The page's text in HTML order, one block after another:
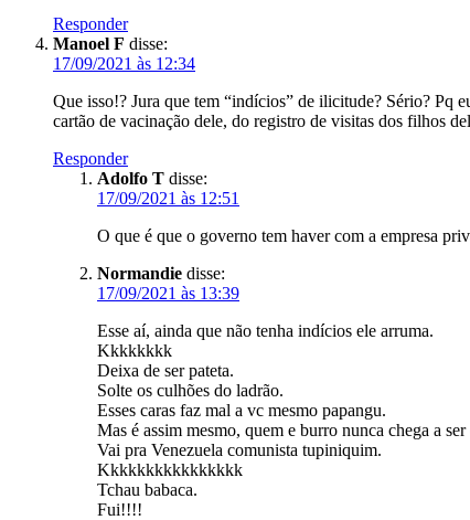
Responder
Manoel F disse:
17/09/2021 às 12:34
Que isso!? Jura que tem “indícios” de ilicitude? Sério? Pq
cartão de vacinação dele, do registro de visitas dos filhos
Responder
Adolfo T disse:
17/09/2021 às 12:51
O que é que o governo tem haver com a empresa
Normandie disse:
17/09/2021 às 13:39
Esse aí, ainda que não tenha indícios ele arruma.
Kkkkkkkk
Deixa de ser pateta.
Solte os culhões do ladrão.
Esses caras faz mal a vc mesmo papangu.
Mas é assim mesmo, quem e burro nunca chega a
Vai pra Venezuela comunista tupiniquim.
Kkkkkkkkkkkkkkkk
Tchau babaca.
Fui!!!!